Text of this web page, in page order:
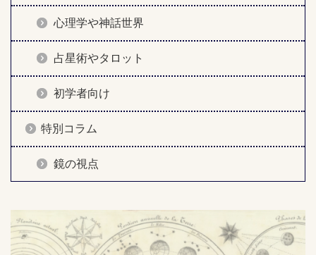
心理学や神話世界
占星術やタロット
初学者向け
特別コラム
鏡の視点